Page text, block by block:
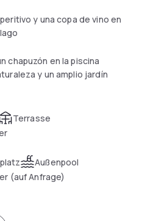
y una copa de vino en
chapuzón en la piscina
y un amplio jardín
Terrasse
Außenpool
(auf Anfrage)